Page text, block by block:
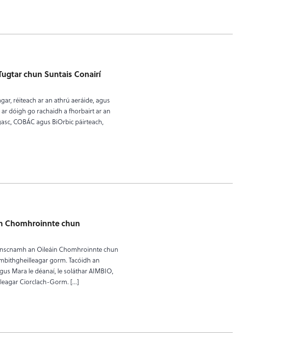
chun Suntais Conairí
réiteach ar an athrú aeráide, agus
dóigh go rachaidh a fhorbairt ar an
COBÁC agus BiOrbic páirteach,
Chomhroinnte chun
an Oileáin Chomhroinnte chun
gorm. Tacóidh an
Mara le déanaí, le soláthar AIMBIO,
Ciorclach-Gorm. […]